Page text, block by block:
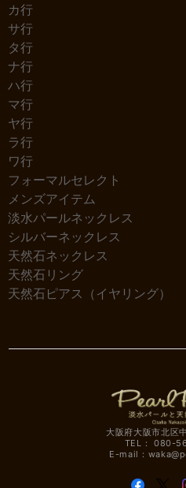
カ行
サ行
タ行
ナ行
ハ行
マ行
ヤ行
ラ行
ワ行
フォーマルセレクト
メンズアイテム
淡水パールネックレス
シルバーネックレス
天然石ネックレス
天然石リング
天然石ピアス（イヤリング）
大阪府大阪市北区
TEL： 080-
E-mail：